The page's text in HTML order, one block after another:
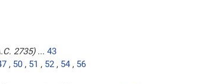
2735)... 43
, 50 , 51 , 52 , 54 , 56